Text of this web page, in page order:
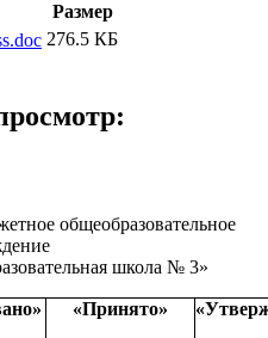
Размер
276.5 КБ
общеобразовательное
школа № 3»
«Принято»